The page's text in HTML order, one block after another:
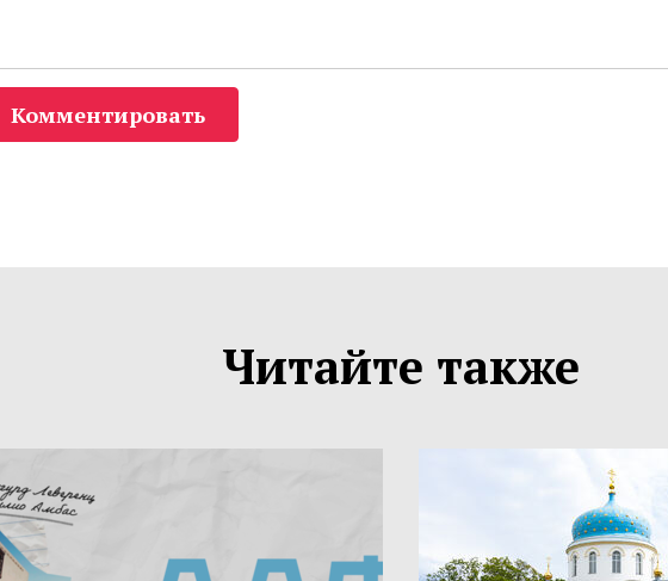
Комментировать
Читайте также